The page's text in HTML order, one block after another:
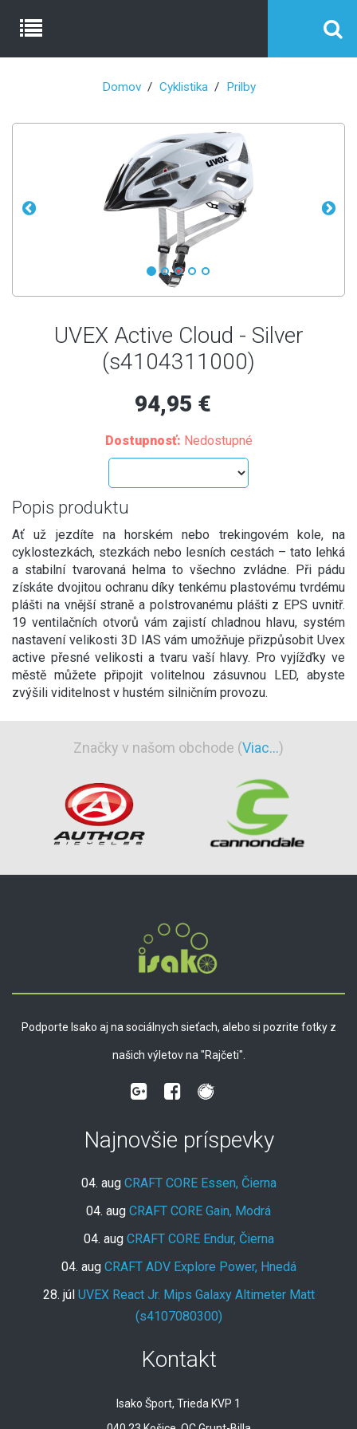
Domov Cyklistika Prilby
UVEX Active Cloud - Silver
(s4104311000)
94,95 €
Dostupnosť: Nedostupné
Popis produktu
Ať už jezdíte na horském nebo trekingovém kole, na
cyklostezkách, stezkách nebo lesních cestách – tato lehká
a stabilní tvarovaná helma to všechno zvládne. Při pádu
získáte dvojitou ochranu díky tenkému plastovému tvrdému
plášti na vnější straně a polstrovanému plášti z EPS uvnitř.
19 ventilačních otvorů vám zajistí chladnou hlavu, systém
nastavení velikosti 3D IAS vám umožňuje přizpůsobit Uvex
active přesné velikosti a tvaru vaší hlavy. Pro vyjížďky ve
městě můžete připojit volitelnou zásuvnou LED, abyste
zvýšili viditelnost v hustém silničním provozu.
Značky v našom obchode (Viac...)
Podporte Isako aj na sociálnych sieťach, alebo si pozrite fotky z
našich výletov na "Rajčeti".
Najnovšie príspevky
04. aug CRAFT CORE Essen, Čierna
04. aug CRAFT CORE Gain, Modrá
04. aug CRAFT CORE Endur, Čierna
04. aug CRAFT ADV Explore Power, Hnedá
28. júl UVEX React Jr. Mips Galaxy Altimeter Matt
(s4107080300)
Kontakt
Isako Šport, Trieda KVP 1